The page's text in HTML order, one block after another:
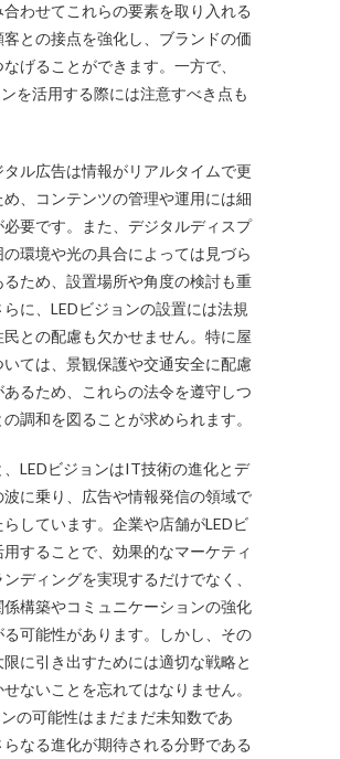
合わせてこれらの要素を取り入れる
客との接点を強化し、ブランドの価
げることができます。一方で、
を活用する際には注意すべき点も
タル広告は情報がリアルタイムで更
め、コンテンツの管理や運用には細
要です。また、デジタルディスプ
の環境や光の具合によっては見づら
るため、設置場所や角度の検討も重
に、LEDビジョンの設置には法規
との配慮も欠かせません。特に屋
ては、景観保護や交通安全に配慮
あるため、これらの法令を遵守しつ
調和を図ることが求められます。
LEDビジョンはIT技術の進化とデ
波に乗り、広告や情報発信の領域で
しています。企業や店舗がLEDビ
することで、効果的なマーケティ
ディングを実現するだけでなく、
係構築やコミュニケーションの強化
る可能性があります。しかし、その
に引き出すためには適切な戦略と
ないことを忘れてはなりません。
の可能性はまだまだ未知数であ
らなる進化が期待される分野である